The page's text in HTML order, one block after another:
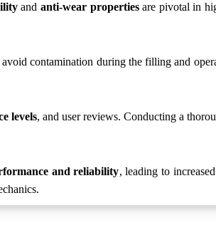
and anti-wear propertiesare pivotal in
avoid contamination during the filling and
levels, and user reviews. Conducting a
and reliability, leading to